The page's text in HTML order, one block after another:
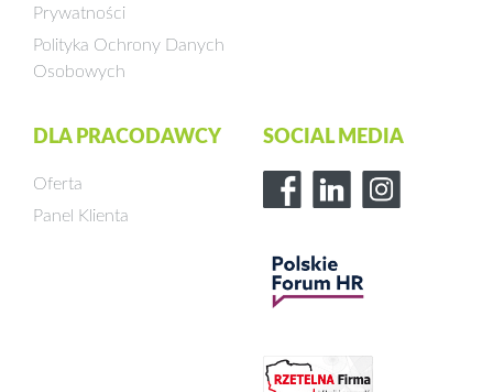
Prywatności
Polityka Ochrony Danych
Osobowych
DLA PRACODAWCY
Oferta
Panel Klienta
SOCIAL MEDIA